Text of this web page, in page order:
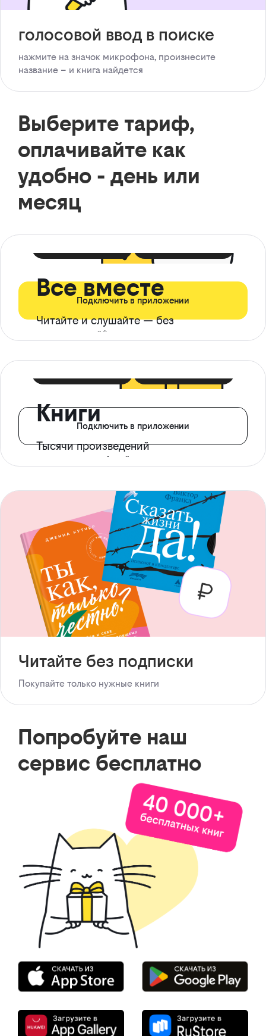
голосовой ввод в поиске
нажмите на значок микрофона, произнесите
название – и книга найдется
Выберите тариф,
оплачивайте как
удобно - день или
месяц
Все вместе
Читайте и слушайте — без
ограничений*
Подключить в приложении
Книги
Тысячи произведений
с доступом офлайн
Подключить в приложении
Читайте без подписки
Покупайте только нужные книги
Попробуйте наш
сервис бесплатно